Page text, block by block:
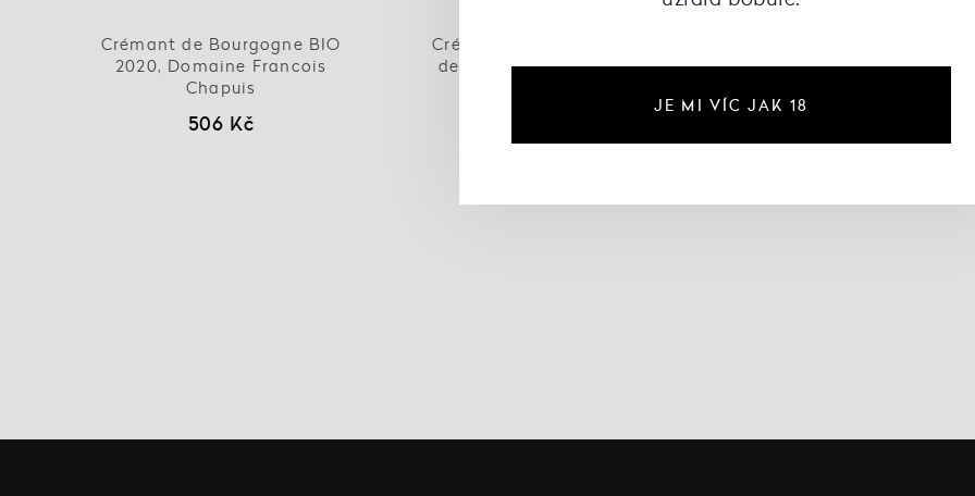
Crémant de Bourgogne BIO
2020, Domaine Francois
Chapuis
506 Kč
Crémant de Bourgogne Blanc
de blancs, Les Vignerons de
Reserve, Les
není skladem
JE MI VÍC JAK 18